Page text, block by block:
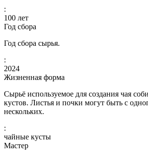
:
100 лет
Год сбора
Год сбора сырья.
:
2024
Жизненная форма
Сырьё используемое для создания чая
кустов. Листья и почки могут быть с
нескольких.
:
чайные кусты
Мастер